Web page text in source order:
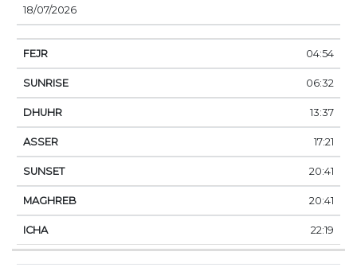
18/07/2026
04:54
06:32
13:37
17:21
20:41
20:41
22:19